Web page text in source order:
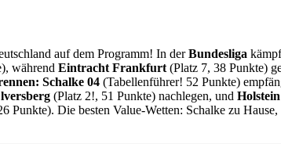
auf dem Programm! In derBundesliga
während Eintracht Frankfurt (Platz 7, 38 Punkte)
Schalke 04 (Tabellenführer! 52 Punkte)
(Platz 2!, 51 Punkte) nachlegen, und
Punkte). Die besten Value-Wetten: Schalke zu